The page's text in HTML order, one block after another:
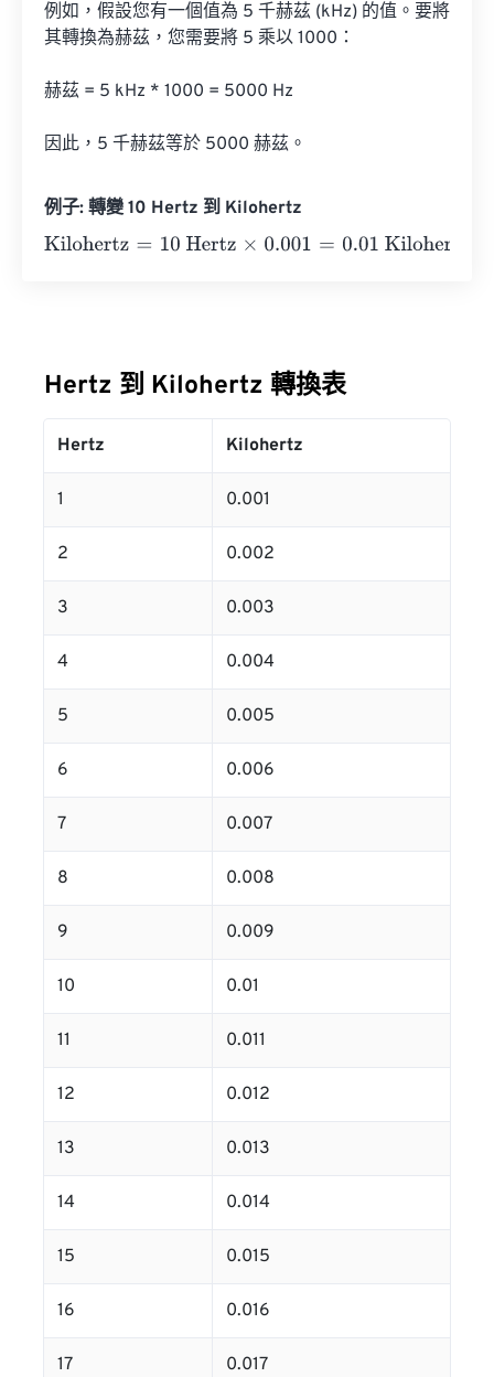
例如，假設您有一個值為 5 千赫茲 (kHz) 的值。要將
其轉換為赫茲，您需要將 5 乘以 1000：
赫茲 = 5 kHz * 1000 = 5000 Hz
因此，5 千赫茲等於 5000 赫茲。
例子: 轉變 10 Hertz 到 Kilohertz
Kilohertz=10 Hertz×0.001= 0.01 Kilohertz
Hertz 到 Kilohertz 轉換表
Hertz Kilohertz
1 0.001
2 0.002
3 0.003
4 0.004
5 0.005
6 0.006
7 0.007
8 0.008
9 0.009
10 0.01
11 0.011
12 0.012
13 0.013
14 0.014
15 0.015
16 0.016
17 0.017